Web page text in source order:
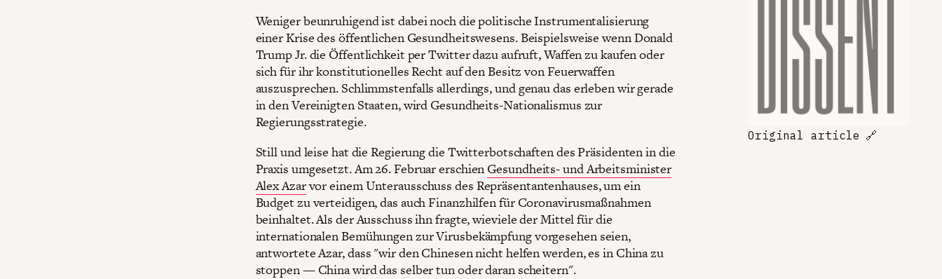
Weniger beunruhigend ist dabei noch die politische Instrumentalisierung
einer Krise des öffentlichen Gesundheitswesens. Beispielsweise wenn Donald
Trump Jr. die Öffentlichkeit per Twitter dazu aufruft, Waffen zu kaufen oder
sich für ihr konstitutionelles Recht auf den Besitz von Feuerwaffen
auszusprechen. Schlimmstenfalls allerdings, und genau das erleben wir gerade
in den Vereinigten Staaten, wird Gesundheits-Nationalismus zur
Regierungsstrategie.
Still und leise hat die Regierung die Twitterbotschaften des Präsidenten in die
Praxis umgesetzt. Am 26. Februar erschien Gesundheits- und Arbeitsminister
Alex Azarvor einem Unterausschuss des Repräsentantenhauses, um ein
Budget zu verteidigen, das auch Finanzhilfen für Coronavirusmaßnahmen
beinhaltet. Als der Ausschuss ihn fragte, wieviele der Mittel für die
internationalen Bemühungen zur Virusbekämpfung vorgesehen seien,
antwortete Azar, dass "wir den Chinesen nicht helfen werden, es in China zu
stoppen — China wird das selber tun oder daran scheitern".
Original article 🔗